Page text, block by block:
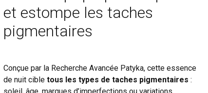
et estompe les taches
pigmentaires
Conçue par la Recherche Avancée Patyka, cette essence
de nuit cible tous les types de taches pigmentaires :